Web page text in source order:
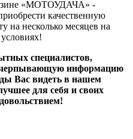
«МОТОУДАЧА» -
качественную
на несколько месяцев на
специалистов,
информацию
Вас видеть в нашем
для себя и своих